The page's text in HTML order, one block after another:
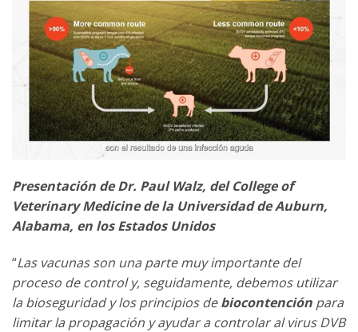
Presentación de Dr. Paul Walz, del College of
Veterinary Medicine de la Universidad de Auburn,
Alabama, en los Estados Unidos
“Las vacunas son una parte muy importante del
proceso de control y, seguidamente, debemos utilizar
la bioseguridad y los principios debiocontención para
limitar la propagación y ayudar a controlar al virus DVB